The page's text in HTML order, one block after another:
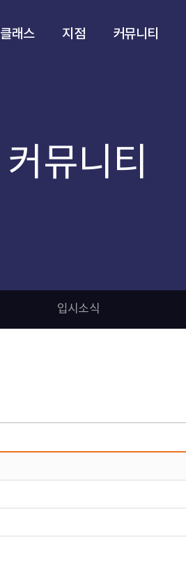
클래스 지점 커뮤니티
커뮤니티
입시소식